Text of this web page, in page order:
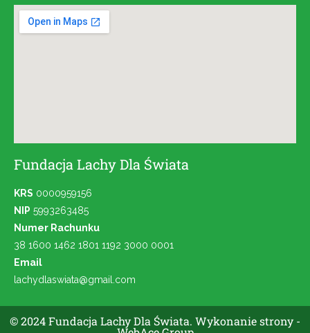
Fundacja Lachy Dla Świata
KRS 0000959156
NIP 5993263485
Numer Rachunku
38 1600 1462 1801 1192 3000 0001
Email
lachydlaswiata@gmail.com
© 2024 Fundacja Lachy Dla Świata. Wykonanie strony -